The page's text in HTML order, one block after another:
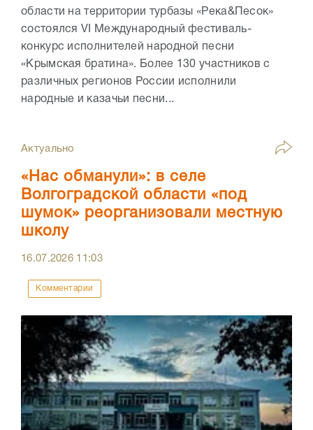
области на территории турбазы «Река&Песок»
состоялся VI Международный фестиваль-
конкурс исполнителей народной песни
«Крымская братина». Более 130 участников с
различных регионов России исполнили
народные и казачьи песни...
Актуально
«Нас обманули»: в селе
Волгоградской области «под
шумок» реорганизовали местную
школу
16.07.2026 11:03
Комментарии